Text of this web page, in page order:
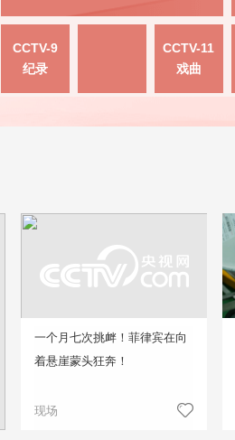
CCTV-9
纪录
CCTV-11
戏曲
一个月七次挑衅！菲律宾在向
着悬崖蒙头狂奔！
现场